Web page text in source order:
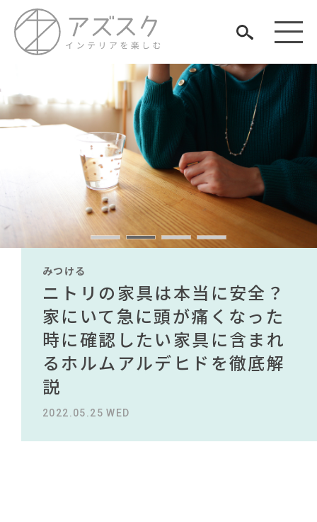
TAG LIST
#展示会#良品計画 #アダル#大川家具
#田中みな実#テレワーク
#DINOS CORPORATION
#2022 秋ドラマ
#大塚家具#2022 春ドラマ#関家具
#材木屋のおやじとせがれ#間宮祥太朗#サステナブル
#ヤマソロ#フェリシモ
#インテリアコーディネート#KEYUCA
#2022 夏ドラマ#おすすめ #岡崎製材
#コメリ
#チェア
#インテリアスタイリングの法則
#木図鑑
見つける
知る
楽しむ
ARCHIVE
NEWS
ABOUT
みつける
無印で有名デザイナーのアイ
テムが手に入る？無印良品で
買える有名デザイナーがデザ
インしたインテリアを一挙紹
介
2022.10.24 MON
みつける
IKEA家具は引っ越し業者を悩
ませる？引っ越し業者に敬遠
されている理由を徹底解
説！！
2023.09.27 WED
みつける
ニトリの家具は本当に安全？
家にいて急に頭が痛くなった
時に確認したい家具に含まれ
るホルムアルデヒドを徹底解
説
2022.05.25 WED
みつける
【部屋をおしゃれにしたい人
必見】今話題のインテリアス
タイルから定番スタイルまで
紹介！おすすめインテリアス
タイル18選
2023.09.23 SAT
みつける
無印で有名デザイナーのアイ
テムが手に入る？無印良品で
買える有名デザイナーがデザ
インしたインテリアを一挙紹
介
2022.10.24 MON
みつける
IKEA家具は引っ越し業者を悩
ませる？引っ越し業者に敬遠
されている理由を徹底解
説！！
2023.09.27 WED